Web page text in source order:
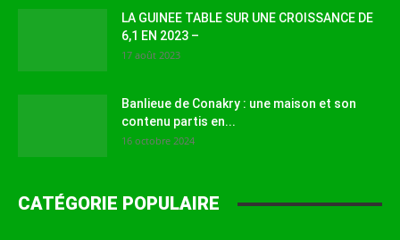
LA GUINEE TABLE SUR UNE CROISSANCE DE
6,1 EN 2023 –
17 août 2023
Banlieue de Conakry : une maison et son
contenu partis en...
16 octobre 2024
CATÉGORIE POPULAIRE